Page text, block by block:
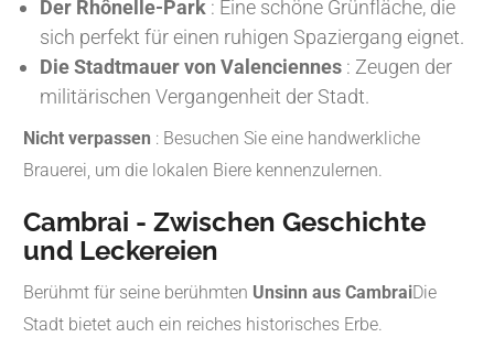
Der Rhônelle-Park : Eine schöne Grünfläche, die
sich perfekt für einen ruhigen Spaziergang eignet.
Die Stadtmauer von Valenciennes : Zeugen der
militärischen Vergangenheit der Stadt.
Nicht verpassen : Besuchen Sie eine handwerkliche
Brauerei, um die lokalen Biere kennenzulernen.
Cambrai - Zwischen Geschichte
und Leckereien
Berühmt für seine berühmten Unsinn aus CambraiDie
Stadt bietet auch ein reiches historisches Erbe.